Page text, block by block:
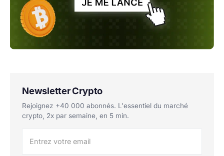
Newsletter Crypto
Rejoignez +40 000 abonnés. L'essentiel du marché
crypto, 2x par semaine, en 5 min.